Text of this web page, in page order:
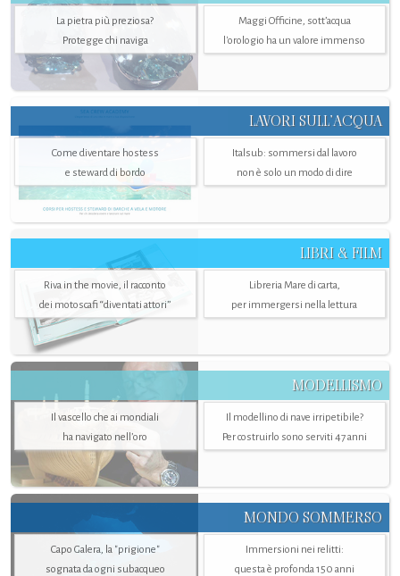
La pietra più preziosa?
Protegge chi naviga
Maggi Officine, sott’acqua
l'orologio ha un valore immenso
LAVORI SULL’ACQUA
Come diventare hostess
e steward di bordo
Italsub: sommersi dal lavoro
non è solo un modo di dire
LIBRI & FILM
Riva in the movie, il racconto
dei motoscafi “diventati attori”
Libreria Mare di carta,
per immergersi nella lettura
MODELLISMO
Il vascello che ai mondiali
ha navigato nell’oro
Il modellino di nave irripetibile?
Per costruirlo sono serviti 47 anni
MONDO SOMMERSO
Capo Galera, la "prigione"
sognata da ogni subacqueo
Immersioni nei relitti:
questa è profonda 150 anni